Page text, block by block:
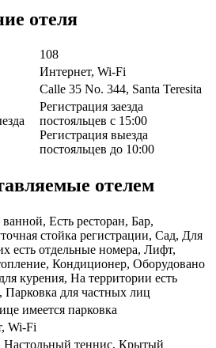
отеля
108
Интернет, Wi-Fi
Calle 35 No. 344, Santa Teresita
Регистрация заезда
постояльцев с 15:00
Регистрация выезда
постояльцев до 10:00
отелем
Есть ресторан, Бар,
стойка регистрации, Сад, Для
есть отдельные номера, Лифт,
Кондиционер, Оборудовано
курения, На территории есть
Парковка для частных лиц
имеется парковка
Wi-Fi
Настольный теннис, Крытый